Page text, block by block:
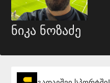
ნიკა ნოზაძე